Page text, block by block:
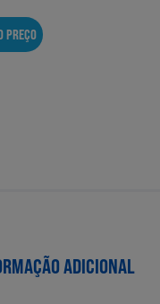
PREÇO
ADICIONAL